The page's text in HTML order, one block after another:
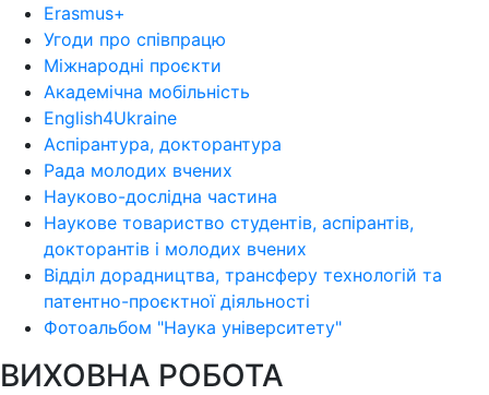
Erasmus+
Угоди про співпрацю
Міжнародні проєкти
Академічна мобільність
English4Ukraine
Аспірантура, докторантура
Рада молодих вчених
Науково-дослідна частина
Наукове товариство студентів, аспірантів,
докторантів і молодих вчених
Відділ дорадництва, трансферу технологій та
патентно-проєктної діяльності
Фотоальбом "Наука університету"
ВИХОВНА РОБОТА